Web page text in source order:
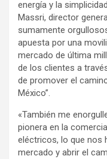
energía y la
Massri, director
sumamente
apuesta por una
mercado de última
de los clientes a
de promover el
México”.
«También me
pionera en la
eléctricos, lo que nos
mercado y abrir el